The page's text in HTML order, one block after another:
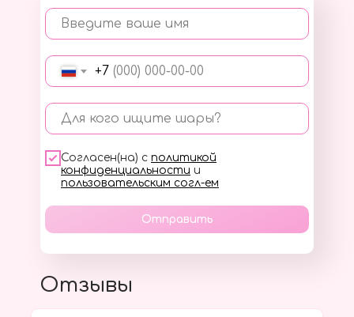
Введите ваше имя
+7
Для кого ищите шары?
Согласен(на) с политикой
конфиденциальности и
пользовательским согл-ем
Отправить
Отзывы